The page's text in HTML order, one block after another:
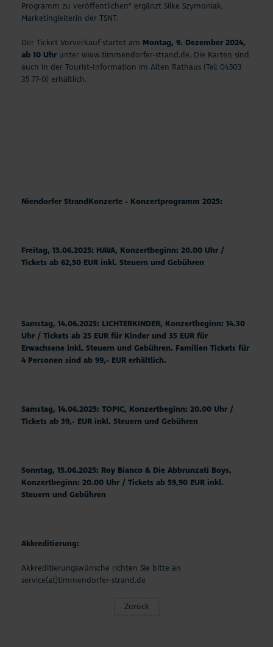
Programm zu veröffentlichen“ ergänzt Silke Szymoniak,
Marketingleiterin der TSNT.
Der Ticket Vorverkauf startet am Montag, 9. Dezember 2024,
ab 10 Uhr unter www.timmendorfer-strand.de. Die Karten sind
auch in der Tourist-Information im Alten Rathaus (Tel: 04503
35 77-0) erhältlich.
Niendorfer StrandKonzerte - Konzertprogramm 2025:
Freitag, 13.06.2025: HAVA, Konzertbeginn: 20.00 Uhr /
Tickets ab 62,50 EUR inkl. Steuern und Gebühren
Samstag, 14.06.2025: LICHTERKINDER, Konzertbeginn: 14.30
Uhr / Tickets ab 25 EUR für Kinder und 35 EUR für
Erwachsene inkl. Steuern und Gebühren. Familien Tickets für
4 Personen sind ab 99,- EUR erhältlich.
Samstag, 14.06.2025: TOPIC, Konzertbeginn: 20.00 Uhr /
Tickets ab 39,- EUR inkl. Steuern und Gebühren
Sonntag, 15.06.2025: Roy Bianco & Die Abbrunzati Boys,
Konzertbeginn: 20.00 Uhr / Tickets ab 59,90 EUR inkl.
Steuern und Gebühren
Akkreditierung:
Akkreditierungswünsche richten Sie bitte an
service(at)timmendorfer-strand.de
Zurück